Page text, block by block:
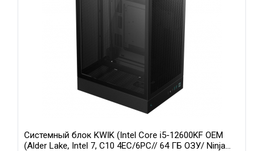
Системный блок KWIK (Intel Core i5-12600KF OEM
(Alder Lake, Intel 7, C10 4EC/6PC// 64 ГБ ОЗУ/ Ninja